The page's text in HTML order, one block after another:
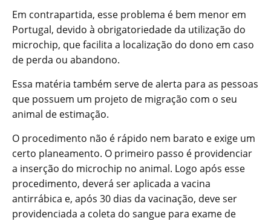
Em contrapartida, esse problema é bem menor em
Portugal, devido à obrigatoriedade da utilização do
microchip, que facilita a localização do dono em caso
de perda ou abandono.
Essa matéria também serve de alerta para as pessoas
que possuem um projeto de migração com o seu
animal de estimação.
O procedimento não é rápido nem barato e exige um
certo planeamento. O primeiro passo é providenciar
a inserção do microchip no animal. Logo após esse
procedimento, deverá ser aplicada a vacina
antirrábica e, após 30 dias da vacinação, deve ser
providenciada a coleta do sangue para exame de